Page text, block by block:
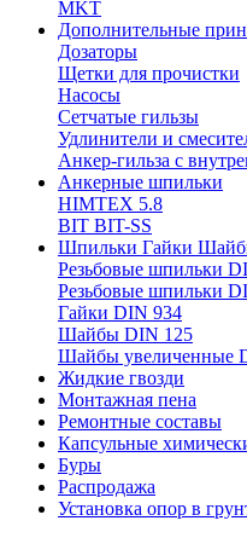
MKT
Дополнительные
Дозаторы
Щетки для прочистки
Насосы
Сетчатые гильзы
Удлинители и
Анкер-гильза с
Анкерные шпильки
HIMTEX 5.8
BIT BIT-SS
Шпильки Гайки
Резьбовые шпильки
Резьбовые шпильки
Гайки DIN 934
Шайбы DIN 125
Шайбы увеличенные
Жидкие гвозди
Монтажная пена
Ремонтные составы
Капсульные
Буры
Распродажа
Установка опор в